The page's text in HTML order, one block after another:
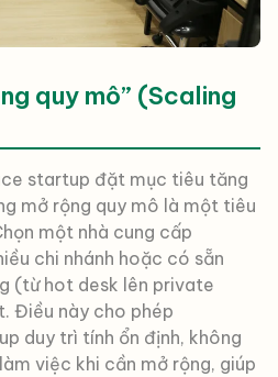
quy mô” (Scaling
startup đặt mục tiêu tăng
mở rộng quy mô là một tiêu
một nhà cung cấp
chi nhánh hoặc có sẵn
(từ hot desk lên private
Điều này cho phép
duy trì tính ổn định, không
việc khi cần mở rộng, giúp